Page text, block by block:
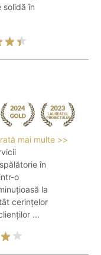
solidă în
mai multe >>
în
o
la
cerințelor
...